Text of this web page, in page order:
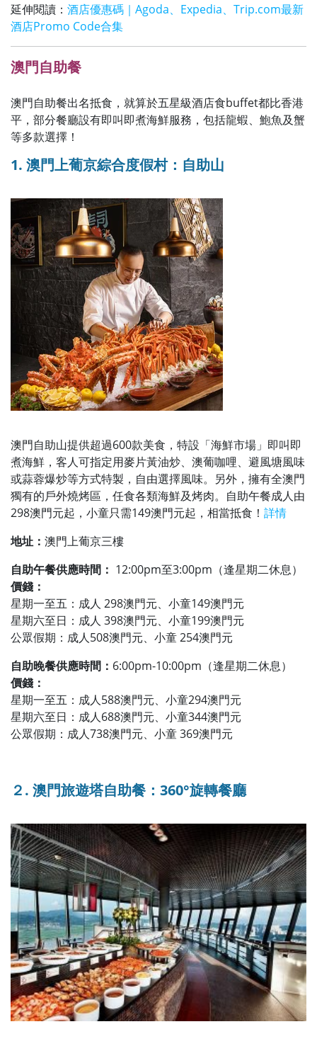
延伸閱讀： 酒店優惠碼｜Agoda、Expedia、Trip.com最新
酒店Promo Code合集
澳門自助餐
澳門自助餐出名抵食，就算於五星級酒店食buffet都比香港
平，部分餐廳設有即叫即煮海鮮服務，包括龍蝦、鮑魚及蟹
等多款選擇！
1. 澳門上葡京綜合度假村：自助山
澳門自助山提供超過600款美食，特設 「海鮮市場」即叫即
煮海鮮，客人可指定用麥片黃油炒、澳葡咖哩、避風塘風味
或蒜蓉爆炒等方式特製，自由選擇風味。另外， 擁有全澳門
獨有的戶外燒烤區，任食各類海鮮及烤肉。 自助午餐成人由
298澳門元起，小童只需149澳門元起，相當抵食！ 詳情
地址： 澳門上葡京三樓
自助午餐供應時間： 12:00pm至3:00pm（逢星期二休息）
價錢：
星期一至五：成人 298澳門元、小童149澳門元
星期六至日：成人 398澳門元、小童199澳門元
公眾假期：成人508澳門元、小童 254澳門元
自助晚餐供應時間： 6:00pm-10:00pm（逢星期二休息）
價錢：
星期一至五：成人588澳門元、小童294澳門元
星期六至日：成人688澳門元、小童344澳門元
公眾假期：成人738澳門元、小童 369澳門元
２. 澳門旅遊塔自助餐：360°旋轉餐廳